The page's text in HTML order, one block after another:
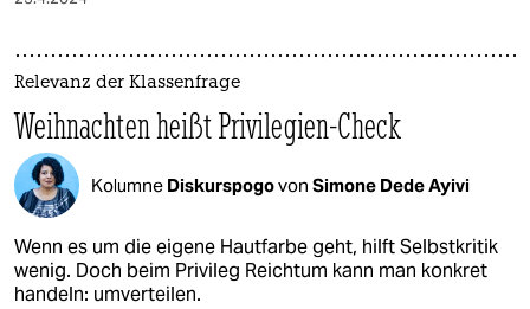
Relevanz der Klassenfrage
Weihnachten heißt Privilegien-Check
Kolumne Diskurspogovon Simone Dede Ayivi
Wenn es um die eigene Hautfarbe geht, hilft Selbstkritik
wenig. Doch beim Privileg Reichtum kann man konkret
handeln: umverteilen.